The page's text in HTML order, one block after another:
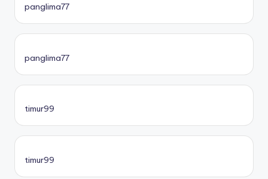
panglima77
panglima77
timur99
timur99